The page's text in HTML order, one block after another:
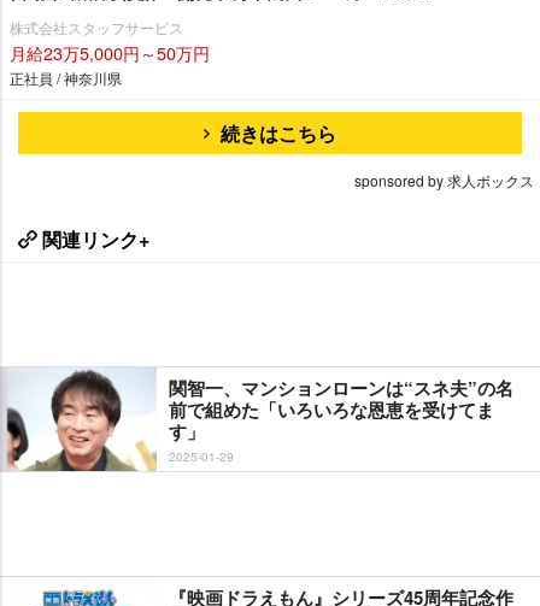
株式会社スタッフサービス
月給23万5,000円～50万円
正社員 / 神奈川県
続きはこちら
sponsored by 求人ボックス
関連リンク+
関智一、マンションローンは“スネ夫”の名
前で組めた「いろいろな恩恵を受けてま
す」
2025-01-29
『映画ドラえもん』シリーズ45周年記念作